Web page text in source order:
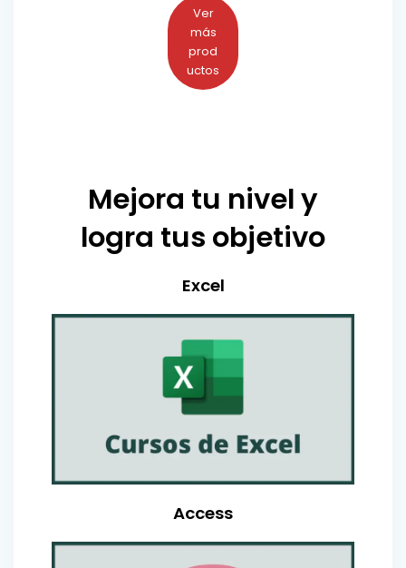
Ver
más
prod
uctos
Mejora tu nivel y
logra tus objetivo
Excel
Access